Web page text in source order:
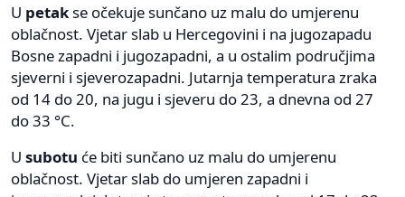
U petakse očekuje sunčano uz malu do umjerenu
oblačnost. Vjetar slab u Hercegovini i na jugozapadu
Bosne zapadni i jugozapadni, a u ostalim područjima
sjeverni i sjeverozapadni. Jutarnja temperatura zraka
od 14 do 20, na jugu i sjeveru do 23, a dnevna od 27
do 33 °C.
U subotu će biti sunčano uz malu do umjerenu
oblačnost. Vjetar slab do umjeren zapadni i